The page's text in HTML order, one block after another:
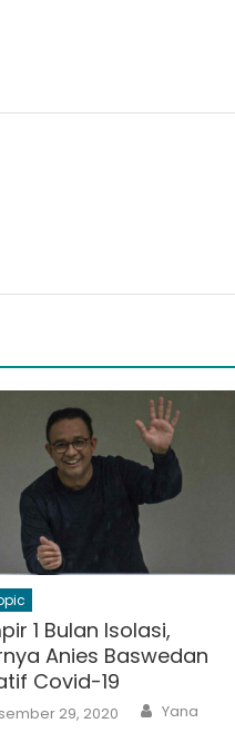
1 Bulan Isolasi,
Anies Baswedan
Covid-19
29, 2020 Author
Yana